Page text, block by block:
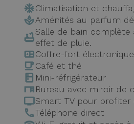
Climatisation et
Aménités au parfum
Salle de bain
effet de pluie.
Coffre-fort
Café et thé
Mini-réfrigérateur
Bureau avec miroir de
Smart TV pour profiter
Téléphone direct